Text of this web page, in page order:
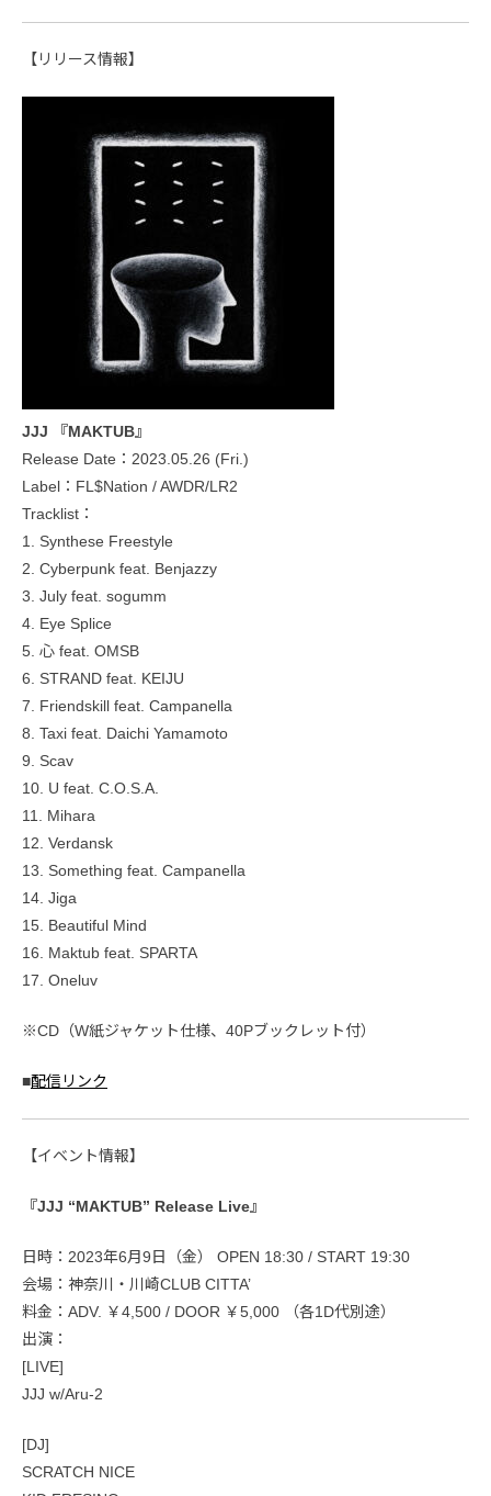
【リリース情報】
JJJ 『MAKTUB』
Release Date：2023.05.26 (Fri.)
Label：FL$Nation / AWDR/LR2
Tracklist：
1. Synthese Freestyle
2. Cyberpunk feat. Benjazzy
3. July feat. sogumm
4. Eye Splice
5. 心 feat. OMSB
6. STRAND feat. KEIJU
7. Friendskill feat. Campanella
8. Taxi feat. Daichi Yamamoto
9. Scav
10. U feat. C.O.S.A.
11. Mihara
12. Verdansk
13. Something feat. Campanella
14. Jiga
15. Beautiful Mind
16. Maktub feat. SPARTA
17. Oneluv
※CD（W紙ジャケット仕様、40Pブックレット付）
■配信リンク
【イベント情報】
『JJJ “MAKTUB” Release Live』
日時：2023年6月9日（金） OPEN 18:30 / START 19:30
会場：神奈川・川崎CLUB CITTA’
料金：ADV. ￥4,500 / DOOR ￥5,000 （各1D代別途）
出演：
[LIVE]
JJJ w/Aru-2
[DJ]
SCRATCH NICE